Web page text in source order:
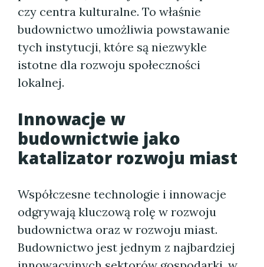
czy centra kulturalne. To właśnie
budownictwo umożliwia powstawanie
tych instytucji, które są niezwykle
istotne dla rozwoju społeczności
lokalnej.
Innowacje w
budownictwie jako
katalizator rozwoju miast
Współczesne technologie i innowacje
odgrywają kluczową rolę w rozwoju
budownictwa oraz w rozwoju miast.
Budownictwo jest jednym z najbardziej